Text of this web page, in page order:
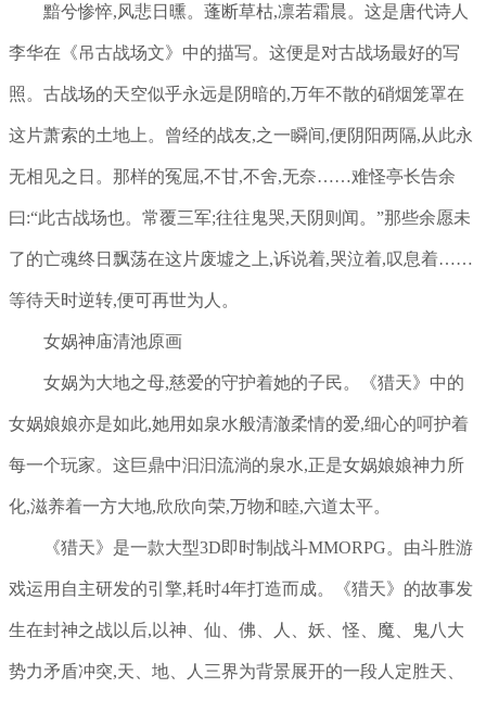
黯兮惨悴,风悲日曛。蓬断草枯,凛若霜晨。这是唐代诗人
李华在《吊古战场文》中的描写。这便是对古战场最好的写
照。古战场的天空似乎永远是阴暗的,万年不散的硝烟笼罩在
这片萧索的土地上。曾经的战友,之一瞬间,便阴阳两隔,从此永
无相见之日。那样的冤屈,不甘,不舍,无奈……难怪亭长告余
曰:“此古战场也。常覆三军;往往鬼哭,天阴则闻。”那些余愿未
了的亡魂终日飘荡在这片废墟之上,诉说着,哭泣着,叹息着……
等待天时逆转,便可再世为人。
女娲神庙清池原画
女娲为大地之母,慈爱的守护着她的子民。《猎天》中的
女娲娘娘亦是如此,她用如泉水般清澈柔情的爱,细心的呵护着
每一个玩家。这巨鼎中汩汩流淌的泉水,正是女娲娘娘神力所
化,滋养着一方大地,欣欣向荣,万物和睦,六道太平。
《猎天》是一款大型3D即时制战斗MMORPG。由斗胜游
戏运用自主研发的引擎,耗时4年打造而成。《猎天》的故事发
生在封神之战以后,以神、仙、佛、人、妖、怪、魔、鬼八大
势力矛盾冲突,天、地、人三界为背景展开的一段人定胜天、